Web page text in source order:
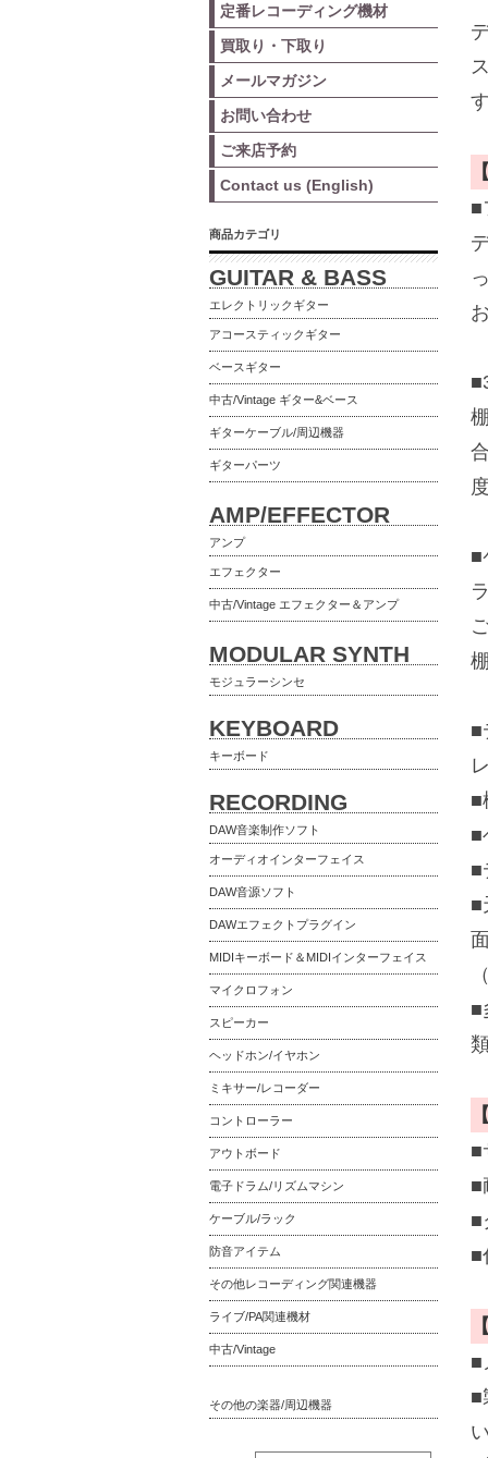
■
■
■
■
■
■
■
■
■
■
■
■
■
■
定番レコーディング機材
買取り・下取り
メールマガジン
お問い合わせ
ご来店予約
Contact us (English)
商品カテゴリ
GUITAR & BASS
エレクトリックギター
アコースティックギター
ベースギター
中古/Vintage ギター&ベース
ギターケーブル/周辺機器
ギターパーツ
AMP/EFFECTOR
アンプ
エフェクター
中古/Vintage エフェクター＆アンプ
MODULAR SYNTH
モジュラーシンセ
KEYBOARD
キーボード
RECORDING
DAW音楽制作ソフト
オーディオインターフェイス
DAW音源ソフト
DAWエフェクトプラグイン
MIDIキーボード＆MIDIインターフェイス
マイクロフォン
スピーカー
ヘッドホン/イヤホン
ミキサー/レコーダー
コントローラー
アウトボード
電子ドラム/リズムマシン
ケーブル/ラック
防音アイテム
その他レコーディング関連機器
ライブ/PA関連機材
中古/Vintage
その他の楽器/周辺機器